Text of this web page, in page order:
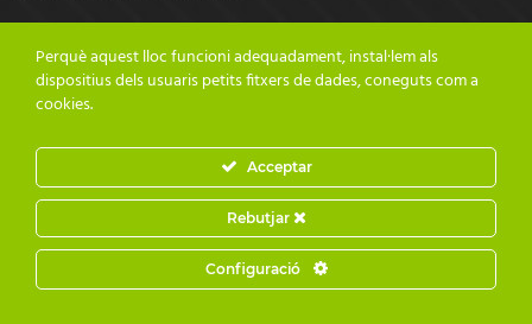
© 2024 Adesiara Editorial | Tots els drets reservats | Preus amb
IVA inclòs |Grademorphic
Perquè aquest lloc funcioni adequadament, instal·lem als
dispositius dels usuaris petits fitxers de dades, coneguts com a
cookies.
Acceptar
Rebutjar
Configuració